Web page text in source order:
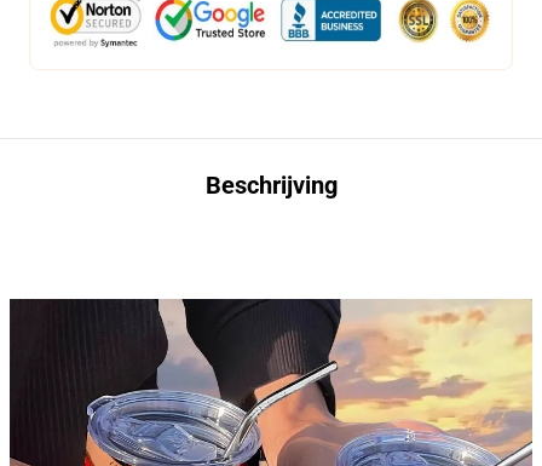
Beschrijving